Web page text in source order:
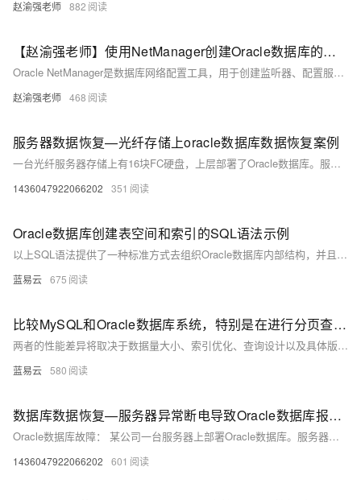
赵渝强老师 882
【赵渝强老师】使用NetManager创建Oracle数据库的监听器
Oracle NetManager是数据库网络配置工具，用于创建监听器、配置服务命名与网络连接，支持多数据库共享监听，确保客户端与服务器通信顺畅。
赵渝强老师 468
服务器数据恢复—光纤存储上oracle数据库数据恢复案例
一台光纤服务器存储上有16块FC硬盘，上层部署了Oracle数据库。服务器存储前面板2个硬盘指示灯显示异常，存储映射到linux操作系统上的卷挂载不上，业务中断。 通过storage manager查看存储状态，发现逻辑卷状态失败。再查看物理磁盘状态，发现其中一块盘报告“警告”，硬盘指示灯显示异常的2块盘报告“失败”。 将当前存储的完整日志状态备份下来，解析备份出来的存储日志并获得了关于逻辑卷结构的部分信息。
1436047922066202 351
Oracle数据库创建表空间和索引的SQL语法示例
以上SQL语法提供了一种标准方式去组织Oracle数据库内部结构，并且通过合理使用可以显著改善查询速度及整体性能。需要注意，在实际应用过程当中应该根据具体业务需求、系统资源状况以及预期目标去合理规划并调整参数设置以达到最佳效果。
蓝易云 675
比较MySQL和Oracle数据库系统，特别是在进行分页查询的方法上的不同
两者的性能差异将取决于数据量大小、索引优化、查询设计以及具体版本的数据库服务器。考虑硬件资源、数据库设计和具体需求对于实现优化的分页查询至关重要。开发者和数据库管理员需要根据自身使用的具体数据库系统版本和环境，选择最合适的分页机制，并进行必要的性能调优来满足应用需求。
蓝易云 580
数据库数据恢复—服务器异常断电导致Oracle数据库报错的数据恢复案例
Oracle数据库故障： 某公司一台服务器上部署Oracle数据库。服务器意外断电导致数据库报错，报错内容为“system01.dbf需要更多的恢复来保持一致性”。该Oracle数据库没有备份，仅有一些断断续续的归档日志。 Oracle数据库恢复流程： 1、检测数据库故障情况； 2、尝试挂起并修复数据库； 3、解析数据库文件； 4、导出并验证恢复的数据库文件。
1436047922066202 601